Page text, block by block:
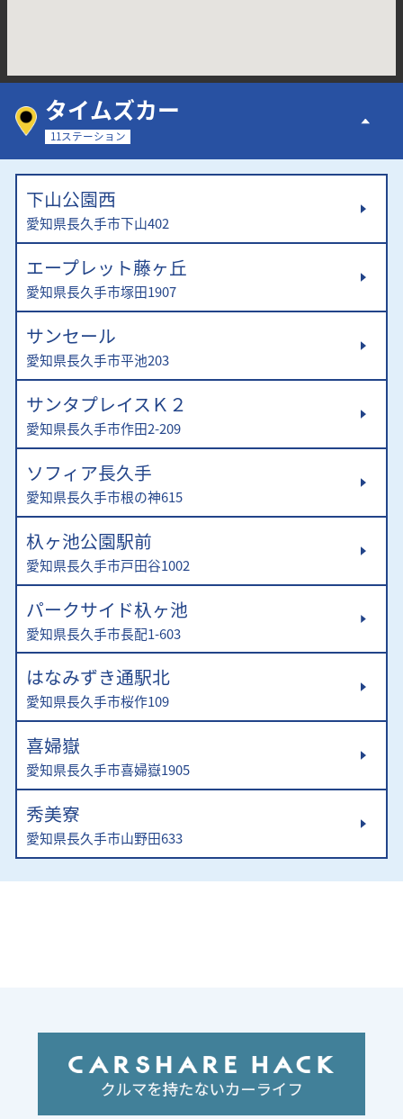
タイムズカー
11ステーション
下山公園西
愛知県長久手市下山402
エープレット藤ヶ丘
愛知県長久手市塚田1907
サンセール
愛知県長久手市平池203
サンタプレイスＫ２
愛知県長久手市作田2-209
ソフィア長久手
愛知県長久手市根の神615
杁ヶ池公園駅前
愛知県長久手市戸田谷1002
パークサイド杁ヶ池
愛知県長久手市長配1-603
はなみずき通駅北
愛知県長久手市桜作109
喜婦嶽
愛知県長久手市喜婦嶽1905
秀美寮
愛知県長久手市山野田633